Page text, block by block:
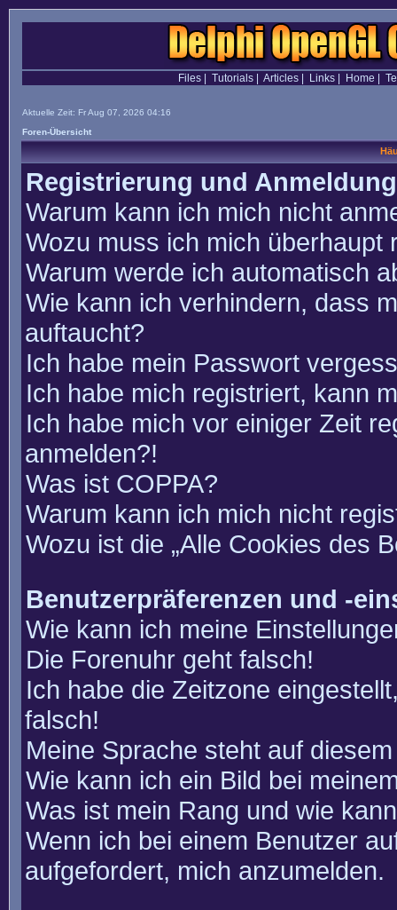
Files| Tutorials| Articles| Links| Home
Aktuelle Zeit: Fr Aug 07, 2026 04:16
Foren-Übersicht
Registrierung und Anmeldung
Warum kann ich mich nicht
Wozu muss ich mich überhaupt
Warum werde ich automatisch
Wie kann ich verhindern, dass
auftaucht?
Ich habe mein Passwort
Ich habe mich registriert, kann
Ich habe mich vor einiger Zeit
anmelden?!
Was ist COPPA?
Warum kann ich mich nicht
Wozu ist die „Alle Cookies des
Benutzerpräferenzen und -
Wie kann ich meine
Die Forenuhr geht falsch!
Ich habe die Zeitzone
falsch!
Meine Sprache steht auf
Wie kann ich ein Bild bei
Was ist mein Rang und wie
Wenn ich bei einem Benutzer
aufgefordert, mich anzumelden.